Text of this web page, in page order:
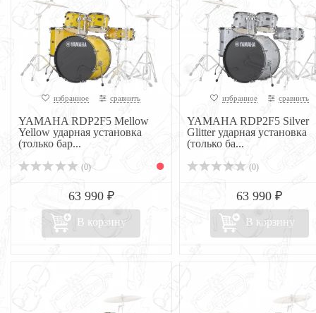
избранное сравнить
YAMAHA RDP2F5 Mellow
Yellow ударная установка
(только бар...
(0)
63 990 ₽
В корзину
избранное сравнить
YAMAHA RDP2F5 Silver
Glitter ударная установка
(только ба...
(0)
63 990 ₽
В корзину